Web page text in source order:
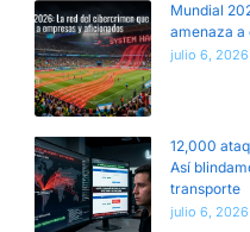
Mundial
amenaza a
julio 6, 2026
12,000
Así
transporte
julio 6, 2026